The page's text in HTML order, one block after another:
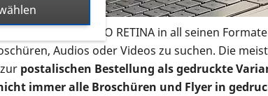
der PRO RETINA in all seinen
Audios oder Videos zu suchen. Die
postalischen Bestellung als gedruckte
immer alle Broschüren und Flyer in